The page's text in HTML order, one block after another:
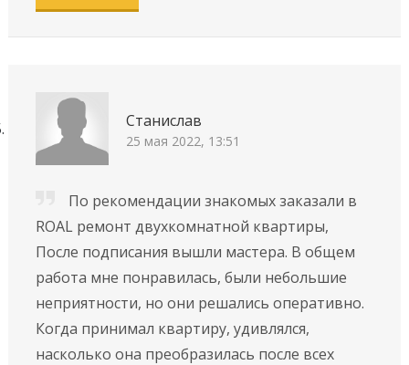
Станислав
25 мая 2022, 13:51
По рекомендации знакомых заказали в
ROAL ремонт двухкомнатной квартиры,
После подписания вышли мастера. В общем
работа мне понравилась, были небольшие
неприятности, но они решались оперативно.
Когда принимал квартиру, удивлялся,
насколько она преобразилась после всех